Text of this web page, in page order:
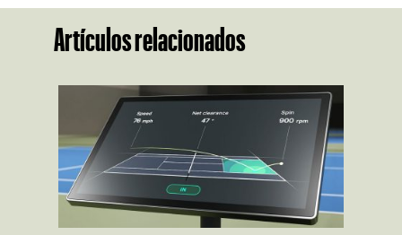
Artículos relacionados